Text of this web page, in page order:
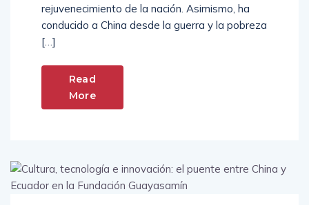
rejuvenecimiento de la nación. Asimismo, ha
conducido a China desde la guerra y la pobreza
[…]
Read
More